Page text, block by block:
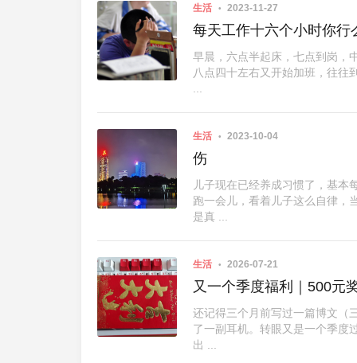
生活 2023-11-27
每天工作十六个小时你行
早晨，六点半起床，七点到岗，
八点四十左右又开始加班，往往
生活 2023-10-04
伤
儿子现在已经养成习惯了，基
跑一会儿，看着儿子这么自律，
是真 ...
生活 2026-07-21
又一个季度福利｜500元
还记得三个月前写过一篇博文
了一副耳机。转眼又是一个季度
出 ...